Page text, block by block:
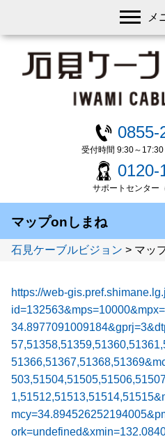
0855-
受付時間 9:30～17:30
0120-
サポートセンター
メ
マップonしまね
石見ケーブルビジョン > マッ
https://web-